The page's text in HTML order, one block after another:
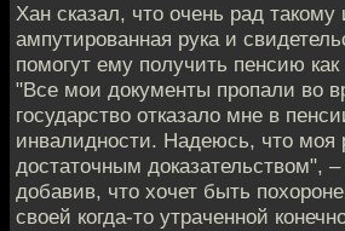
Хан сказал, что очень рад такому
ампутированная рука и
помогут ему получить пенсию
"Все мои документы пропали во
государство отказало мне в
инвалидности. Надеюсь, что моя
достаточным доказательством", –
добавив, что хочет быть
своей когда-то утраченной